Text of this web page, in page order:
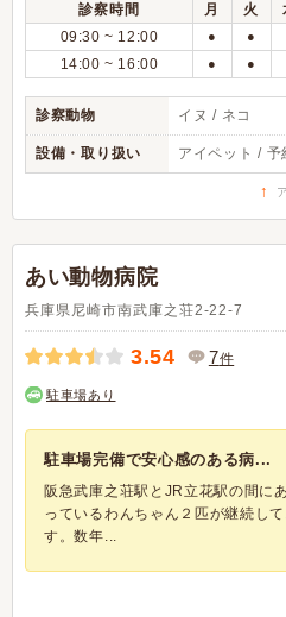
診察時間 月 火
09:30 ~ 12:00
● ●
14:00 ~ 16:00 ● ●
診察動物 イヌ / ネコ
設備・取り扱い アイペット /
↑
あい動物病院
兵庫県尼崎市南武庫之荘2-22-7
3.54 7件
駐車場あり
駐車場完備で安心感のある病...
阪急武庫之荘駅とJR立花駅の間に
っているわんちゃん２匹が継続し
す。数年...